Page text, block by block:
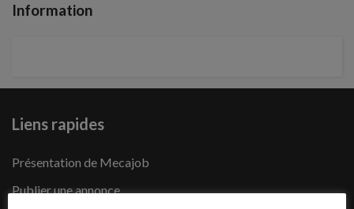
Information
Liens rapides
Présentation de Mecajob
Publier une annonce